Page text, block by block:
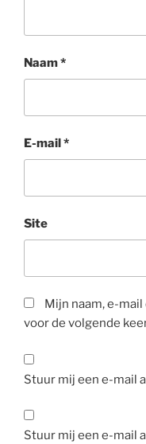
Naam*
E-mail*
Site
Mijn naam, e-
voor de volgende
Stuur mij een e-mail
Stuur mij een e-mail